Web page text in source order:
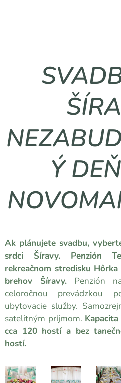
Ý
Ak plánujete svadbu,
srdci Šíravy. Penzión
rekreačnom stredisku
brehov Šíravy.Penzión
celoročnou prevádzkou
ubytovacie služby.
satelitným príjmom.
cca 120 hostí a bez
hostí.